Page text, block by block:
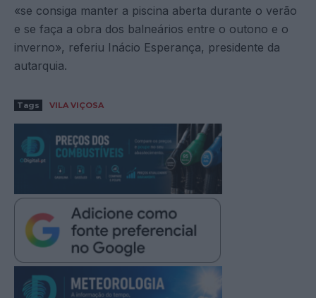
«se consiga manter a piscina aberta durante o verão
e se faça a obra dos balneários entre o outono e o
inverno», referiu Inácio Esperança, presidente da
autarquia.
Tags VILA VIÇOSA